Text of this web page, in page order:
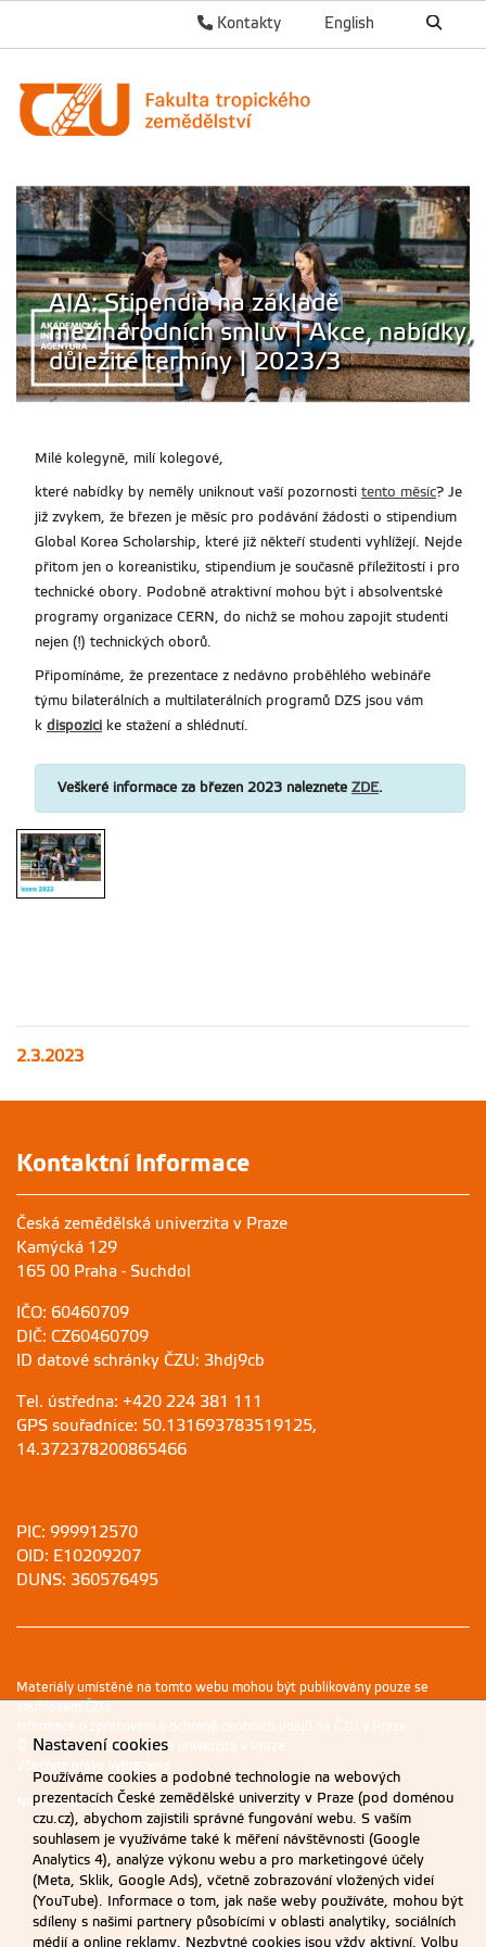
English
Kontakty
AIA: Stipendia na základě
mezinárodních smluv | Akce, nabídky,
důležité termíny | 2023/3
Milé kolegyně, milí kolegové,
které nabídky by neměly uniknout vaší pozornosti tento měsíc? Je
již zvykem, že březen je měsíc pro podávání žádosti o stipendium
Global Korea Scholarship, které již někteří studenti vyhlížejí. Nejde
přitom jen o koreanistiku, stipendium je současně příležitostí i pro
technické obory. Podobně atraktivní mohou být i absolventské
programy organizace CERN, do nichž se mohou zapojit studenti
nejen (!) technických oborů.
Připomínáme, že prezentace z nedávno proběhlého webináře
týmu bilaterálních a multilaterálních programů DZS jsou vám
k dispozici ke stažení a shlédnutí.
Veškeré informace za březen 2023 naleznete ZDE.
2.3.2023
Kontaktní informace
Česká zemědělská univerzita v Praze
Kamýcká 129
165 00 Praha - Suchdol
IČO: 60460709
DIČ: CZ60460709
ID datové schránky ČZU: 3hdj9cb
Tel. ústředna: +420 224 381 111
GPS souřadnice: 50.131693783519125,
14.372378200865466
PIC: 999912570
OID: E10209207
DUNS: 360576495
Materiály umístěné na tomto webu mohou být publikovány pouze se
souhlasem ČZU.
Informace o zpracování a ochraně osobních údajů na ČZU v Praze.
© 2026 Česká zemědělská univerzita v Praze
Všechna práva vyhrazena
Nastavení cookies
Nastavení cookies
Používáme cookies a podobné technologie na webových
prezentacích České zemědělské univerzity v Praze (pod doménou
czu.cz), abychom zajistili správné fungování webu. S vaším
souhlasem je využíváme také k měření návštěvnosti (Google
Analytics 4), analýze výkonu webu a pro marketingové účely
(Meta, Sklik, Google Ads), včetně zobrazování vložených videí
(YouTube). Informace o tom, jak naše weby používáte, mohou být
sdíleny s našimi partnery působícími v oblasti analytiky, sociálních
médií a online reklamy. Nezbytné cookies jsou vždy aktivní. Volbu